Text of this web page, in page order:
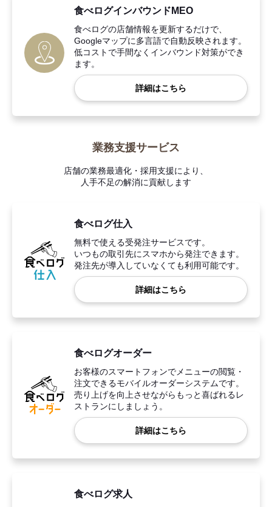
食べログインバウンドMEO
食べログの店舗情報を更新するだけで、
Googleマップに多言語で自動反映されます。
低コストで手間なくインバウンド対策ができ
ます。
詳細はこちら
業務支援サービス
店舗の業務最適化・採用支援により、
人手不足の解消に貢献します
食べログ仕入
無料で使える受発注サービスです。
いつもの取引先にスマホから発注できます。
発注先が導入していなくても利用可能です。
詳細はこちら
食べログオーダー
お客様のスマートフォンでメニューの閲覧・
注文できるモバイルオーダーシステムです。
売り上げを向上させながらもっと喜ばれるレ
ストランにしましょう。
詳細はこちら
食べログ求人